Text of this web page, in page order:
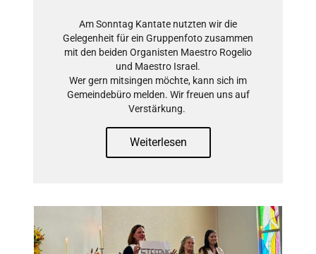
Am Sonntag Kantate nutzten wir die
Gelegenheit für ein Gruppenfoto zusammen
mit den beiden Organisten Maestro Rogelio
und Maestro Israel.
Wer gern mitsingen möchte, kann sich im
Gemeindebüro melden. Wir freuen uns auf
Verstärkung.
Weiterlesen